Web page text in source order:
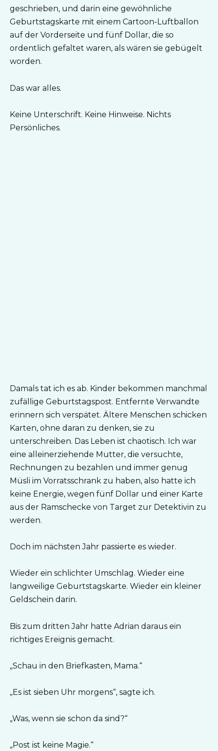
geschrieben, und darin eine gewöhnliche
Geburtstagskarte mit einem Cartoon-Luftballon
auf der Vorderseite und fünf Dollar, die so
ordentlich gefaltet waren, als wären sie gebügelt
worden.
Das war alles.
Keine Unterschrift. Keine Hinweise. Nichts
Persönliches.
Damals tat ich es ab. Kinder bekommen manchmal
zufällige Geburtstagspost. Entfernte Verwandte
erinnern sich verspätet. Ältere Menschen schicken
Karten, ohne daran zu denken, sie zu
unterschreiben. Das Leben ist chaotisch. Ich war
eine alleinerziehende Mutter, die versuchte,
Rechnungen zu bezahlen und immer genug
Müsli im Vorratsschrank zu haben, also hatte ich
keine Energie, wegen fünf Dollar und einer Karte
aus der Ramschecke von Target zur Detektivin zu
werden.
Doch im nächsten Jahr passierte es wieder.
Wieder ein schlichter Umschlag. Wieder eine
langweilige Geburtstagskarte. Wieder ein kleiner
Geldschein darin.
Bis zum dritten Jahr hatte Adrian daraus ein
richtiges Ereignis gemacht.
„Schau in den Briefkasten, Mama.“
„Es ist sieben Uhr morgens“, sagte ich.
„Was, wenn sie schon da sind?“
„Post ist keine Magie.“